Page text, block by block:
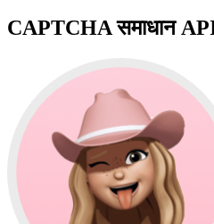
CAPTCHA समाधान